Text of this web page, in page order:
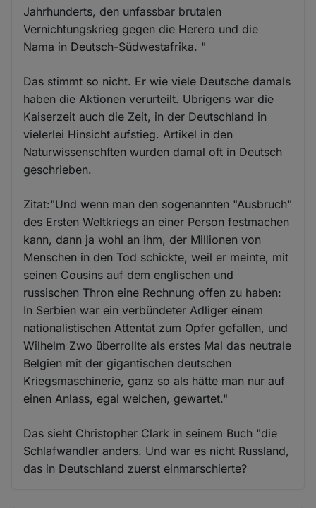
Jahrhunderts, den unfassbar brutalen
Vernichtungskrieg gegen die Herero und die
Nama in Deutsch-Südwestafrika. "
Das stimmt so nicht. Er wie viele Deutsche damals
haben die Aktionen verurteilt. Ubrigens war die
Kaiserzeit auch die Zeit, in der Deutschland in
vielerlei Hinsicht aufstieg. Artikel in den
Naturwissenschften wurden damal oft in Deutsch
geschrieben.
Zitat:"Und wenn man den sogenannten "Ausbruch"
des Ersten Weltkriegs an einer Person festmachen
kann, dann ja wohl an ihm, der Millionen von
Menschen in den Tod schickte, weil er meinte, mit
seinen Cousins auf dem englischen und
russischen Thron eine Rechnung offen zu haben:
In Serbien war ein verbündeter Adliger einem
nationalistischen Attentat zum Opfer gefallen, und
Wilhelm Zwo überrollte als erstes Mal das neutrale
Belgien mit der gigantischen deutschen
Kriegsmaschinerie, ganz so als hätte man nur auf
einen Anlass, egal welchen, gewartet."
Das sieht Christopher Clark in seinem Buch "die
Schlafwandler anders. Und war es nicht Russland,
das in Deutschland zuerst einmarschierte?